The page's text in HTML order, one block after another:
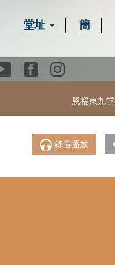
堂址 簡
YoutubeFacebook
恩福東九堂
錄音播放